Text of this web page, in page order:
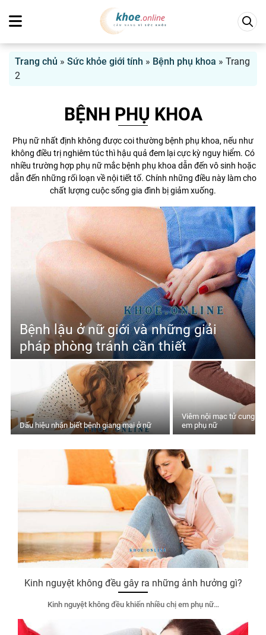
Trang chủ » Sức khỏe giới tính » Bệnh phụ khoa » Trang
2
BỆNH PHỤ KHOA
Phụ nữ nhất định không được coi thường bệnh phụ khoa, nếu như
không điều trị nghiêm túc thì hậu quả đem lại cực kỳ nguy hiểm. Có
nhiều trường hợp phụ nữ mắc bệnh phụ khoa dẫn đến vô sinh hoặc
dẫn đến những rối loạn về nội tiết tố. Chính những điều này làm cho
chất lượng cuộc sống gia đình bị giảm xuống.
Bệnh lậu ở nữ giới và những giải
pháp phòng tránh cần thiết
Dấu hiệu nhận biết bệnh giang mai ở nữ
Viêm nội mạc tử cung –
em phụ nữ
Kinh nguyệt không đều gây ra những ảnh hưởng gì?
Kinh nguyệt không đều khiến nhiều chị em phụ nữ…